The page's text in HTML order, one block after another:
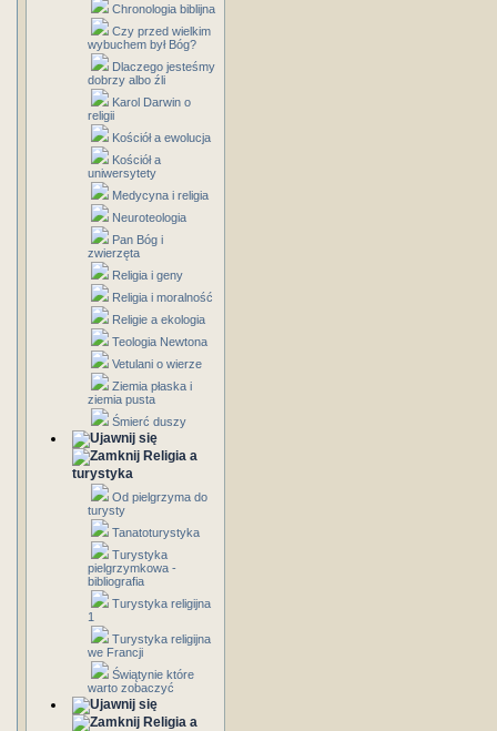
Chronologia biblijna
Czy przed wielkim
wybuchem był Bóg?
Dlaczego jesteśmy
dobrzy albo źli
Karol Darwin o
religii
Kościół a ewolucja
Kościół a
uniwersytety
Medycyna i religia
Neuroteologia
Pan Bóg i
zwierzęta
Religia i geny
Religia i moralność
Religie a ekologia
Teologia Newtona
Vetulani o wierze
Ziemia płaska i
ziemia pusta
Śmierć duszy
Religia a
turystyka
Od pielgrzyma do
turysty
Tanatoturystyka
Turystyka
pielgrzymkowa -
bibliografia
Turystyka religijna
1
Turystyka religijna
we Francji
Świątynie które
warto zobaczyć
Religia a